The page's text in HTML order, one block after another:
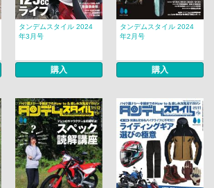
タンデムスタイル 2024
年3月号
購入
タンデムスタイル 2024
年2月号
購入